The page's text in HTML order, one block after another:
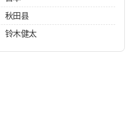
秋田县
铃木健太